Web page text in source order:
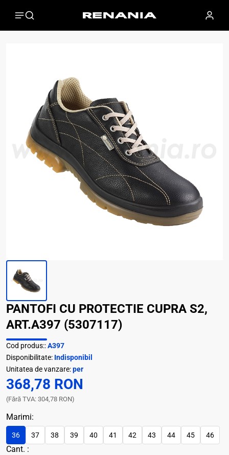
PANTOFI CU PROTECTIE CUPRA S2,
ART.A397 (5307117)
Cod produs::A397
Disponibilitate: Indisponibil
Unitatea de vanzare:per
368,78 RON
(Fără TVA: 304,78 RON)
Marimi:
36 37 38 39 40 41 42 43 44 45 46
Cant. :